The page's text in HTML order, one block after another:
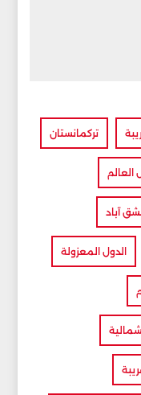
تركمانستان
العالم
آباد
الدول المعزولة